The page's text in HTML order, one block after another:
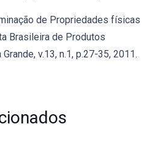
de Propriedades físicas
Brasileira de Produtos
v.13, n.1, p.27-35, 2011.